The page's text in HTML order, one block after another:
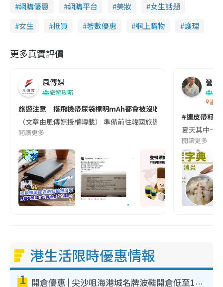
網購優惠
網購平台 美妝
女生話題
女生
抵買 著數優惠 網上購物 護理
更多真實評價
風傳媒
旅遊攻略
旅遊注意｜搭飛機帶尿袋標明mAh都會被沒收😱出發前切記檢查
（文章由風傳媒授權轉載） 準備前往韓國旅遊的民眾，近期要
閱讀更多
營養
香港
#連皮帶籽
夏天其中一
閱讀更多
港生活限時優惠情報
1 開倉優惠 | 尖沙咀海港城名牌波鞋開倉低至1折！On鞋$899起／Joy&Peace鞋履$98起